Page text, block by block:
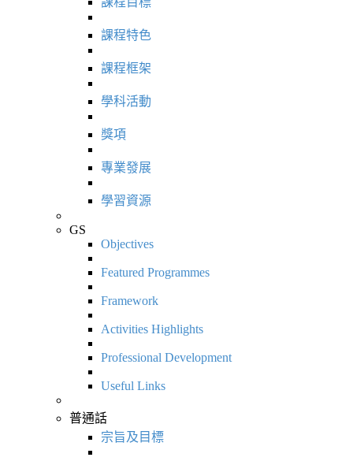
課程特色
課程框架
學科活動
獎項
專業發展
學習資源
GS
Objectives
Featured Programmes
Framework
Activities Highlights
Professional Development
Useful Links
普通話
宗旨及目標